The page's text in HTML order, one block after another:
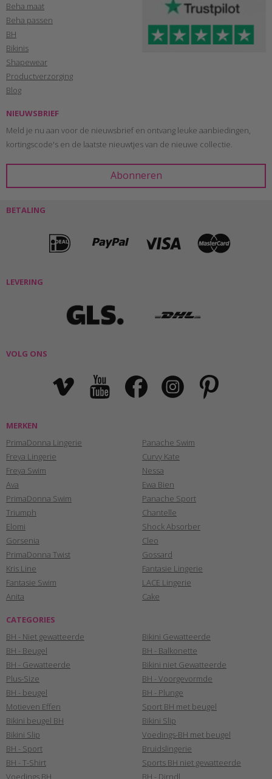
Beha maat
Beha passen
BH
Bikinis
Shapewear
Productverzorging
Blog
NIEUWSBRIEF
Meld je nu aan voor de nieuwsbrief en ontvang leuke aanbiedingen,
kortingscode's en de laatste nieuwtjes van de nieuwe collectie.
BETALING
LEVERING
VOLG ONS
MERKEN
PrimaDonna Lingerie
Freya Lingerie
Freya Swim
Ava
PrimaDonna Swim
Triumph
Elomi
Gorsenia
PrimaDonna Twist
Kris Line
Fantasie Swim
Anita
Panache Swim
Curvy Kate
Nessa
Ewa Bien
Panache Sport
Chantelle
Shock Absorber
Cleo
Gossard
Fantasie Lingerie
LACE Lingerie
Cake
CATEGORIES
BH - Niet gewatteerde
BH - Beugel
BH - Gewatteerde
Plus-Size
BH - beugel
Motieven Effen
Bikini beugel BH
Bikini Slip
BH - Sport
BH - T-Shirt
Voedings BH
Bikini Gewatteerde
BH - Balkonette
Bikini niet Gewatteerde
BH - Voorgevormde
BH - Plunge
Sport BH met beugel
Bikini Slip
Voedings-BH met beugel
Bruidslingerie
Sports BH niet gewatteerde
BH - Dirndl